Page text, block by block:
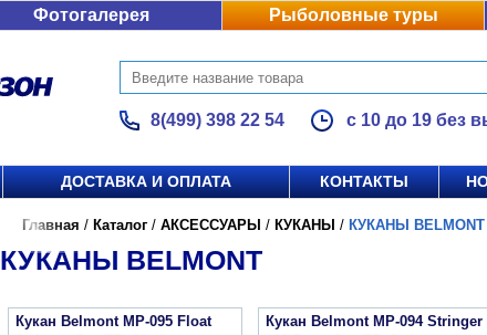
Фотогалерея Рыболовные туры
8(499) 398 22 54 с 10 до 19 без
ДОСТАВКА И ОПЛАТА КОНТАКТЫ
Главная / Каталог / АКСЕССУАРЫ / КУКАНЫ / КУКАНЫ BELMONT
КУКАНЫ BELMONT
Кукан Belmont MP-095 Float
Кукан Belmont MP-094 Stringer